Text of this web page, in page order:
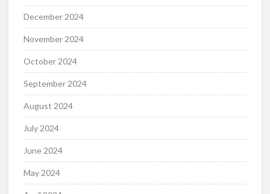
December 2024
November 2024
October 2024
September 2024
August 2024
July 2024
June 2024
May 2024